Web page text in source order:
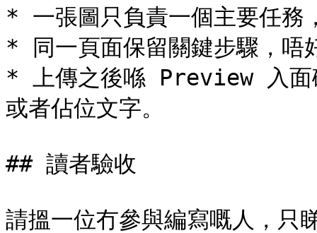
* 一張圖只負責一個主要任務
* 同一頁面保留關鍵步驟，唔
* 上傳之後喺 Preview 入面
或者佔位文字。
## 讀者驗收
請搵一位冇參與編寫嘅人，只